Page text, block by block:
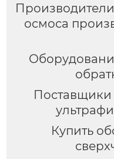
осмоса
Поставщики
Купить